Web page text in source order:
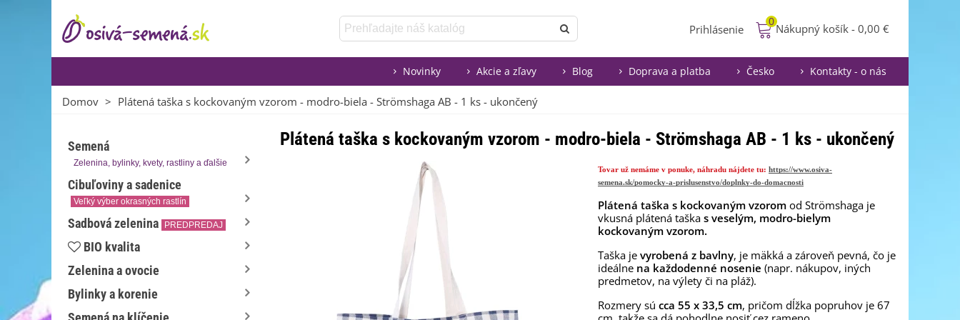
Prihlásenie
0
Nákupný košík - 0,00 €
Novinky Akcie a zľavy Blog Doprava a platba Česko Kontakty - o nás
Domov > Plátená taška s kockovaným vzorom - modro-biela - Strömshaga AB - 1 ks - ukončený
Semená
Zelenina, bylinky, kvety, rastliny a ďalšie
Cibuľoviny a sadenice
Veľký výber okrasných rastlín
Sadbová zelenina PREDPREDAJ
BIO kvalita
Zelenina a ovocie
Bylinky a korenie
Plátená taška s kockovaným vzorom - modro-biela - Strömshaga AB - 1 ks - ukončený
Tovar už nemáme v ponuke, náhradu nájdete tu: https://www.osiva-
semena.sk/pomocky-a-prislusenstvo/doplnky-do-domacnosti
Plátená taška s kockovaným vzorom od Strömshaga je
vkusná plátená taška s veselým, modro-bielym
kockovaným vzorom.
Taška je vyrobená z bavlny, je mäkká a zároveň pevná, čo je
ideálne na každodenné nosenie (napr. nákupov, iných
predmetov, na výlety či na pláž).
Rozmery sú cca 55 x 33,5 cm, pričom dĺžka popruhov je 67